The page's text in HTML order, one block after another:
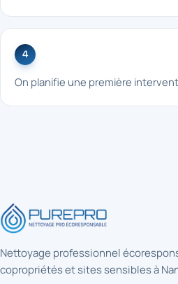
4
On planifie une première
Nettoyage professionnel
copropriétés et sites sensibles à